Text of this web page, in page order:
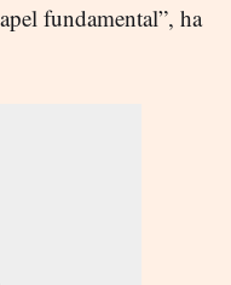
fundamental”, ha